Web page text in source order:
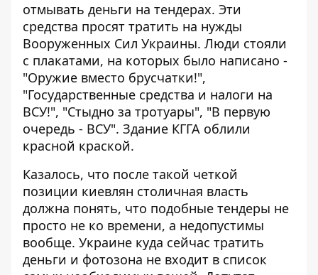
отмывать деньги на тендерах. Эти
средства просят тратить на нужды
Вооруженных Сил Украины. Люди стояли
с плакатами, на которых было написано -
"Оружие вместо брусчатки!",
"Государственные средства и налоги на
ВСУ!", "Стыдно за тротуары", "В первую
очередь - ВСУ". Здание КГГА облили
красной краской.
Казалось, что после такой четкой
позиции киевлян столичная власть
должна понять, что подобные тендеры не
просто не ко времени, а недопустимы
вообще. Украине куда сейчас тратить
деньги и фотозона не входит в список